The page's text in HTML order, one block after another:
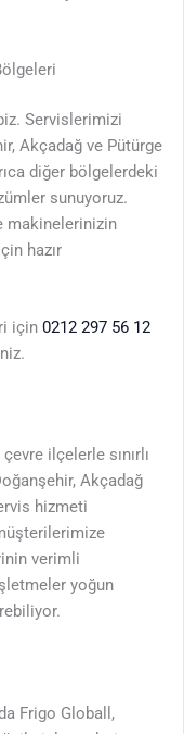
Servislerimizi
Akçadağ ve Pütürge
diğer bölgelerdeki
sunuyoruz.
makinelerinizin
hazır
için 0212 297 56 12
ilçelerle sınırlı
Akçadağ
hizmeti
verimli
yoğun
Frigo Globall,